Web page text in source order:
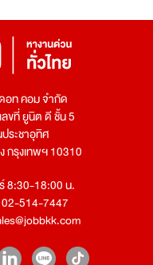
อท คอม จำกัด
ลขที่ ยูนิต ดี ชั้น 5
ระชาอุทิศ
กรุงเทพฯ 10310
8:30-18:00 น.
514-7447